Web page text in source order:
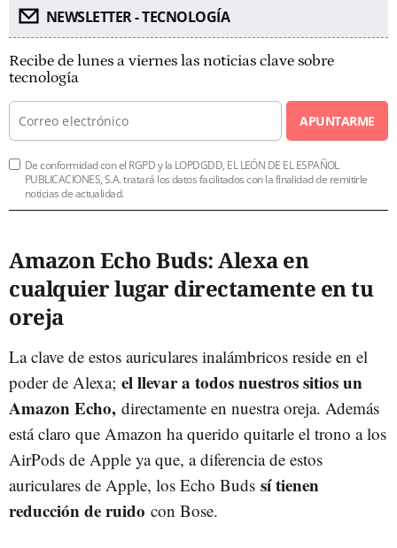
NEWSLETTER - TECNOLOGÍA
Recibe de lunes a viernes las noticias clave sobre
tecnología
APUNTARME
De conformidad con el RGPD y la LOPDGDD, EL LEÓN DE EL ESPAÑOL
PUBLICACIONES, S.A. tratará los datos facilitados con la finalidad de remitirle
noticias de actualidad.
Amazon Echo Buds: Alexa en
cualquier lugar directamente en tu
oreja
La clave de estos auriculares inalámbricos reside en el
poder de Alexa; el llevar a todos nuestros sitios un
Amazon Echo, directamente en nuestra oreja. Además
está claro que Amazon ha querido quitarle el trono a los
AirPods de Apple ya que, a diferencia de estos
auriculares de Apple, los Echo Buds sí tienen
reducción de ruido con Bose.